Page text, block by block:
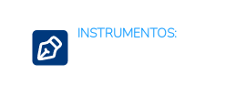
INSTRUMENTOS: